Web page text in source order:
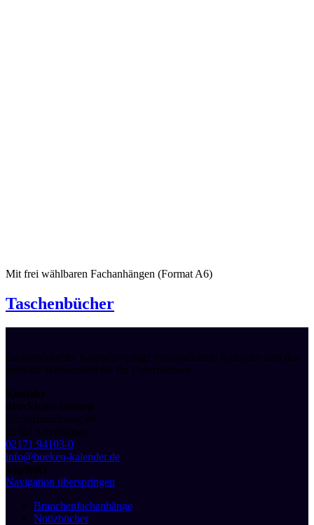
Mit frei wählbaren Fachanhängen (Format A6)
Taschenbücher
Ihr individueller Kalenderverlag! Personalisierte Kalender sind das
perfekte Werbemittel für Ihr Unternehmen.
Kontakt
druckhaus boeken
Bürgerbuschweg 48
51381 Leverkusen
02171 94103-0
info@boeken-kalender.de
Toplinks
Navigation überspringen
Branchenfachanhänge
Notizbücher